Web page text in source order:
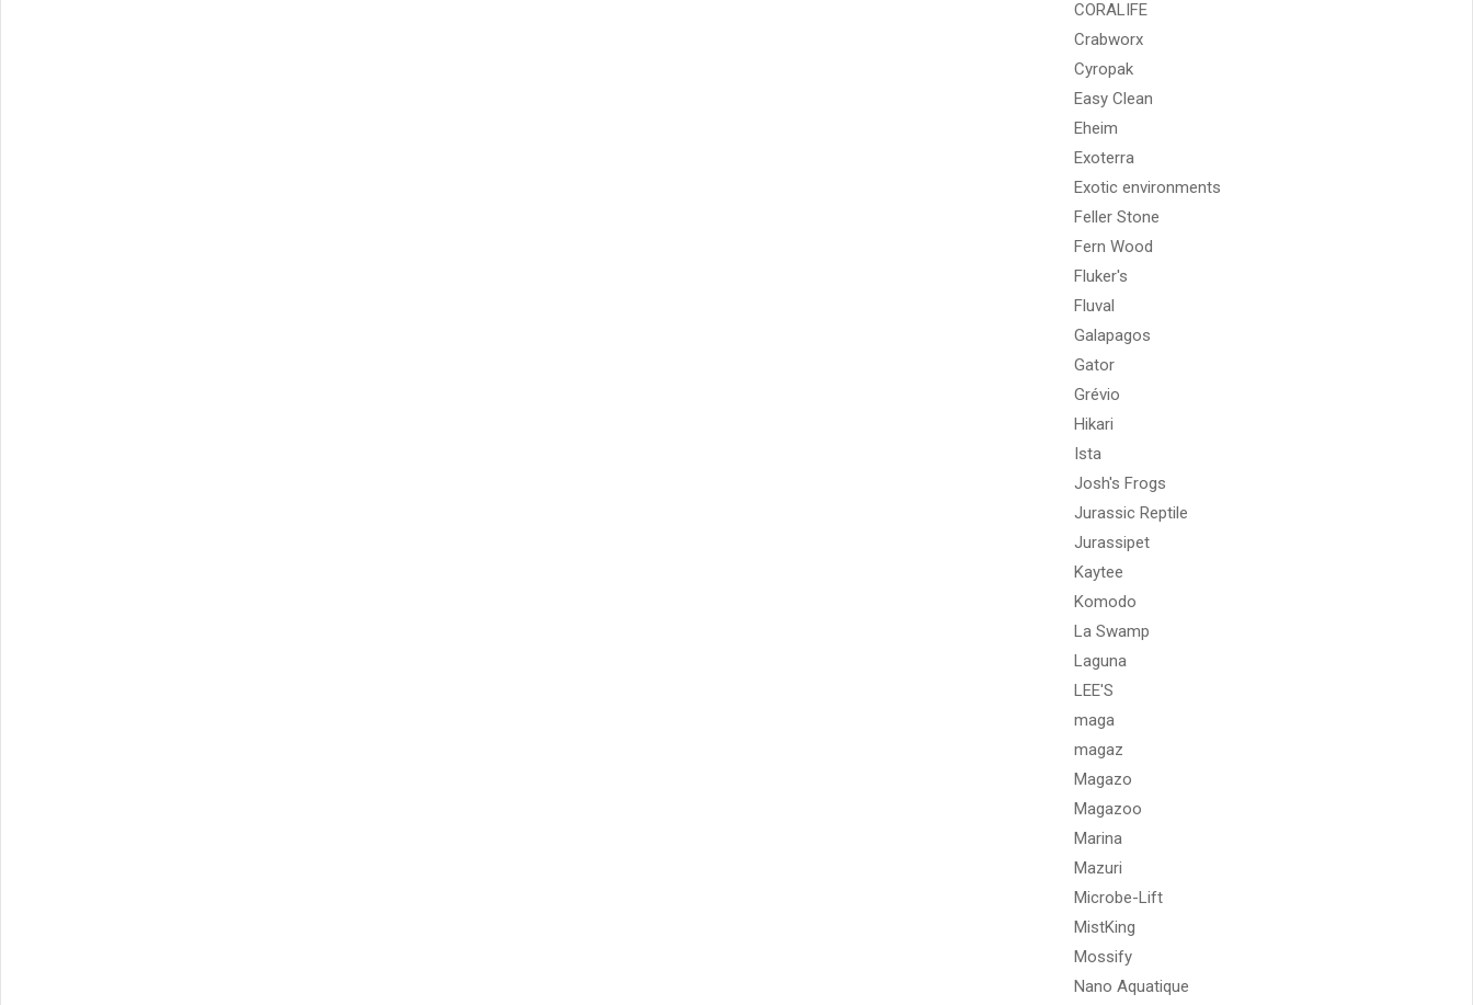
CORALIFE
Crabworx
Cyropak
Easy Clean
Eheim
Exoterra
Exotic environments
Feller Stone
Fern Wood
Fluker's
Fluval
Galapagos
Gator
Grévio
Hikari
Ista
Josh's Frogs
Jurassic Reptile
Jurassipet
Kaytee
Komodo
La Swamp
Laguna
LEE'S
maga
magaz
Magazo
Magazoo
Marina
Mazuri
Microbe-Lift
MistKing
Mossify
Nano Aquatique